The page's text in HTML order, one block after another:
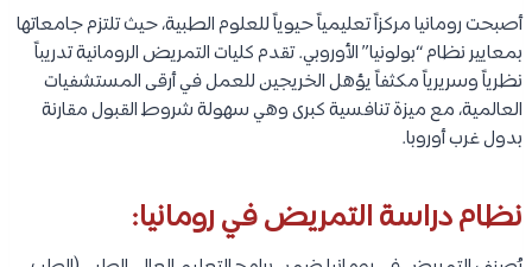
أصبحت رومانيا مركزاً تعليمياً حيوياً للعلوم الطبية، حيث تلتزم جامعاتها
بمعايير نظام “بولونيا” الأوروبي. تقدم كليات التمريض الرومانية تدريباً
نظرياً وسريرياً مكثفاً يؤهل الخريجين للعمل في أرقى المستشفيات
العالمية، مع ميزة تنافسية كبرى وهي سهولة شروط القبول مقارنة
بدول غرب أوروبا.
نظام دراسة التمريض في رومانيا: